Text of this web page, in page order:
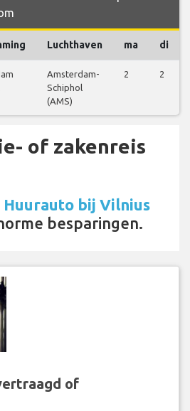
Luchthaven ma di
Amsterdam-
Schiphol
(AMS)
2 2
of zakenreis
Huurauto bij Vilnius
besparingen.
of